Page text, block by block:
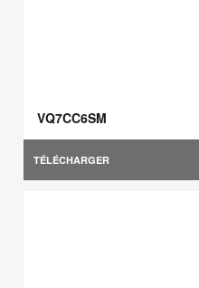
VQ7CC6SM
TÉLÉCHARGER